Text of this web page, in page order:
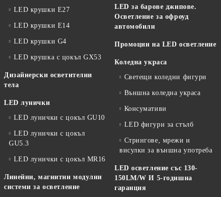
LED крушки E27
LED крушки E14
LED крушки G4
LED крушка с цокъл GX53
Дизайнерски осветителни
тела
LED лунички
LED лунички с цокъл GU10
LED лунички с цокъл
GU5.3
LED лунички с цокъл MR16
Линейни, магнитни модулни
системи за осветление
LED за барове джипове.
Осветление за офроуд
автомобили
Промоции на LED осветление
Коледна украса
Светещи коледни фигури
Външна коледна украса
Консумативи
LED фигури за стълб
Стрингове, мрежи и
висулки за външна употреба
LED осветление със 130-
150LM/W И 5-годишна
гаранция